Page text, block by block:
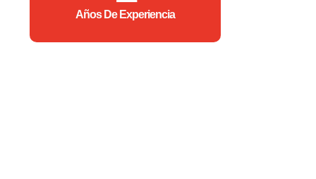
Años De Experiencia